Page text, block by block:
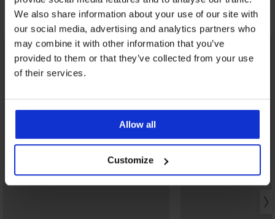
We also share information about your use of our site with
our social media, advertising and analytics partners who
may combine it with other information that you’ve
provided to them or that they’ve collected from your use
of their services.
Allow all
Customize
Otkrijte slične komade